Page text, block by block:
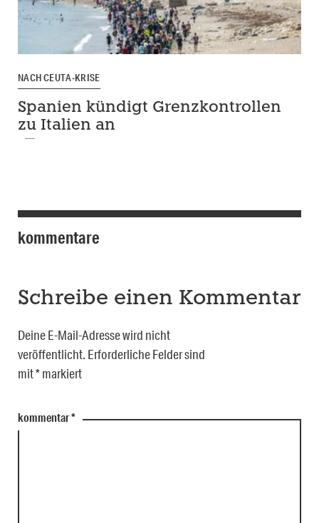
NACH CEUTA-KRISE
Spanien kündigt Grenzkontrollen
zu Italien an
kommentare
Schreibe einen Kommentar
Deine E-Mail-Adresse wird nicht
veröffentlicht. Erforderliche Felder sind
mit*markiert
kommentar*